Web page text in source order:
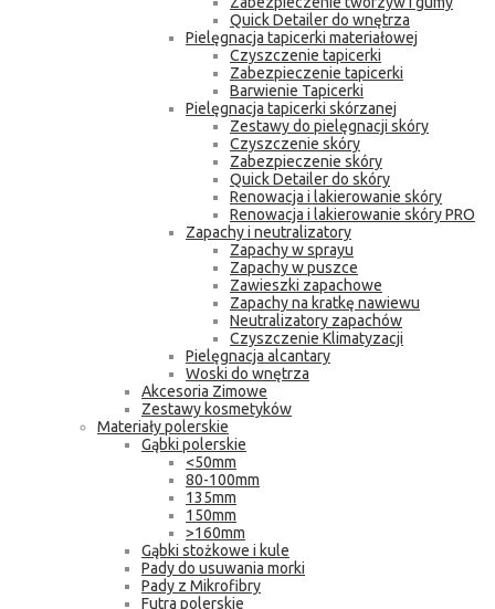
Quick Detailer do wnętrza
Pielęgnacja tapicerki materiałowej
Czyszczenie tapicerki
Zabezpieczenie tapicerki
Barwienie Tapicerki
Pielęgnacja tapicerki skórzanej
Zestawy do pielęgnacji skóry
Czyszczenie skóry
Zabezpieczenie skóry
Quick Detailer do skóry
Renowacja i lakierowanie skóry
Renowacja i lakierowanie skóry PRO
Zapachy i neutralizatory
Zapachy w sprayu
Zapachy w puszce
Zawieszki zapachowe
Zapachy na kratkę nawiewu
Neutralizatory zapachów
Czyszczenie Klimatyzacji
Pielęgnacja alcantary
Woski do wnętrza
Akcesoria Zimowe
Zestawy kosmetyków
Materiały polerskie
Gąbki polerskie
<50mm
80-100mm
135mm
150mm
>160mm
Gąbki stożkowe i kule
Pady do usuwania morki
Pady z Mikrofibry
Futra polerskie